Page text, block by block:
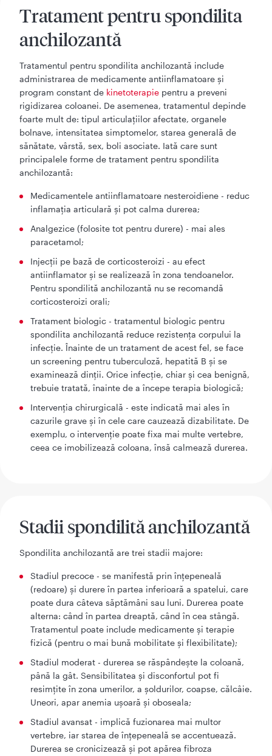
Tratament pentru spondilita
anchilozantă
Tratamentul pentru spondilita anchilozantă include
administrarea de medicamente antiinflamatoare și
program constant de kinetoterapie pentru a preveni
rigidizarea coloanei. De asemenea, tratamentul depinde
foarte mult de: tipul articulațiilor afectate, organele
bolnave, intensitatea simptomelor, starea generală de
sănătate, vârstă, sex, boli asociate. Iată care sunt
principalele forme de tratament pentru spondilita
anchilozantă:
Medicamentele antiinflamatoare nesteroidiene - reduc
inflamația articulară și pot calma durerea;
Analgezice (folosite tot pentru durere) - mai ales
paracetamol;
Injecții pe bază de corticosteroizi - au efect
antiinflamator și se realizează în zona tendoanelor.
Pentru spondilită anchilozantă nu se recomandă
corticosteroizi orali;
Tratament biologic - tratamentul biologic pentru
spondilita anchilozantă reduce rezistența corpului la
infecție. Înainte de un tratament de acest fel, se face
un screening pentru tuberculoză, hepatită B și se
examinează dinții. Orice infecție, chiar și cea benignă,
trebuie tratată, înainte de a începe terapia biologică;
Intervenția chirurgicală - este indicată mai ales în
cazurile grave și în cele care cauzează dizabilitate. De
exemplu, o intervenție poate fixa mai multe vertebre,
ceea ce imobilizează coloana, însă calmează durerea.
Stadii spondilită anchilozantă
Spondilita anchilozantă are trei stadii majore:
Stadiul precoce - se manifestă prin înțepeneală
(redoare) și durere în partea inferioară a spatelui, care
poate dura câteva săptămâni sau luni. Durerea poate
alterna: când în partea dreaptă, când în cea stângă.
Tratamentul poate include medicamente și terapie
fizică (pentru o mai bună mobilitate și flexibilitate);
Stadiul moderat - durerea se răspândește la coloană,
până la gât. Sensibilitatea și disconfortul pot fi
resimțite în zona umerilor, a șoldurilor, coapse, călcâie.
Uneori, apar anemia ușoară și oboseala;
Stadiul avansat - implică fuzionarea mai multor
vertebre, iar starea de înțepeneală se accentuează.
Durerea se cronicizează și pot apărea fibroza